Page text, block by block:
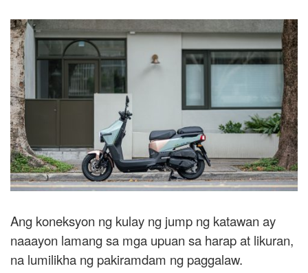
Ang koneksyon ng kulay ng jump ng katawan ay
naaayon lamang sa mga upuan sa harap at likuran,
na lumilikha ng pakiramdam ng paggalaw.